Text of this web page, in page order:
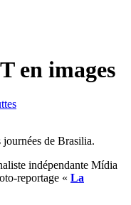
en images
journées de Brasilia.
indépendante Mídia
reportage « La